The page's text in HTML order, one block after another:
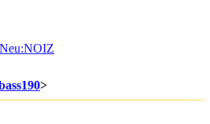
Neu:NOIZ
>